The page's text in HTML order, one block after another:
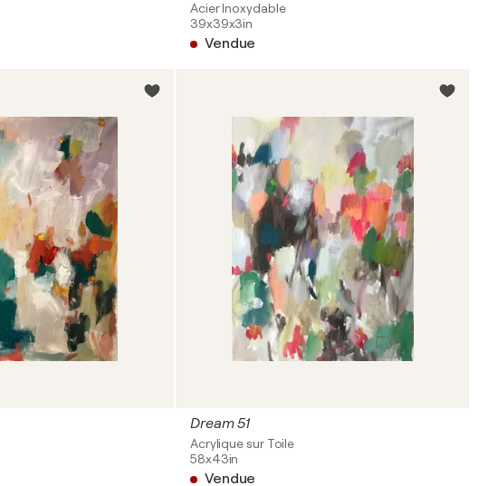
Acier Inoxydable
39x39x3in
Vendue
Dream 51
Acrylique sur Toile
58x43in
Vendue